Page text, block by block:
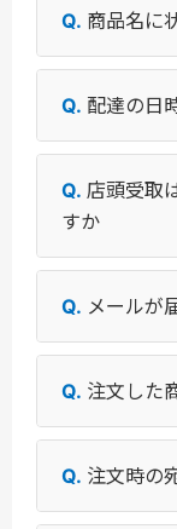
商品名に
配達の日
店頭受取
すか
メールが
注文した
注文時の